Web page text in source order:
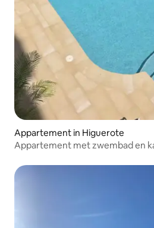
Appartement in Higuerote
Appartement met zwembad en